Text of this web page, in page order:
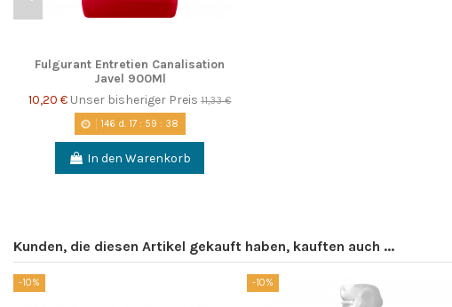
Fulgurant Entretien Canalisation
Javel 900Ml
10,20 € Unser bisheriger Preis11,33 €
146 d. 17 :59 :37
In den Warenkorb
Kunden, die diesen Artikel gekauft haben, kauften auch ...
-10% -10%